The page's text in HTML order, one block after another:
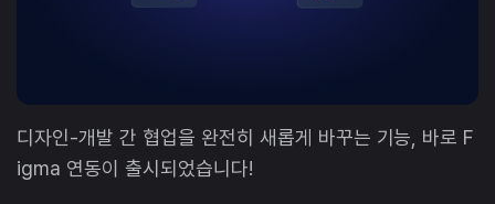
디자인-개발 간 협업을 완전히 새롭게 바꾸는 기능, 바로 F
igma 연동이 출시되었습니다!